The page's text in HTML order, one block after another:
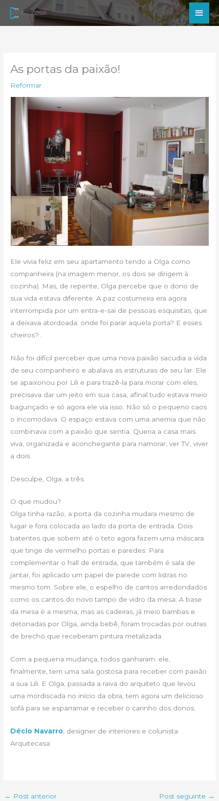
para
As portas da paixão!
Reformar
Ele vivia feliz em seu apartamento tendo a Olga como
companheira (na imagem menor, os dois se dirigem à
cozinha). Mas, de repente, Olga percebe que o dono de
sua vida estava diferente. A paz costumeira era agora
interrompida por um entra-e-sai de pessoas esquisitas, que
a deixava atordoada: onde foi parar aquela porta? E esses
cheiros?…
Não foi difícil perceber que uma nova paixão sacudia a vida
de seu companheiro e abalava as estruturas de seu lar. Ele
se apaixonou por Lili e para trazê-la para morar com eles,
precisava dar um jeito em sua casa, afinal tudo estava meio
bagunçado e só agora ele via isso. Não só o pequeno caos
o incomodava. O espaço estava com uma anemia que não
combinava com a paixão que sentia. Queria a casa mais
viva, organizada e aconchegante para namorar, ver TV, viver
a dois.
Desculpe, Olga, a três.
O que mudou?
Olga tinha razão, a porta da cozinha mudara mesmo de
lugar e fora colocada ao lado da porta de entrada. Dois
batentes que sobem até o teto agora fazem uma máscara
que tinge de vermelho portas e paredes. Para
complementar o hall de entrada, que também é sala de
jantar, foi aplicado um papel de parede com listras no
mesmo tom. Sobre ele, o espelho de cantos arredondados
como os cantos do novo tampo de vidro da mesa. A base
da mesa é a mesma, mas as cadeiras, já meio bambas e
detonadas por Olga, ainda bebê, foram trocadas por outras
de brechó que receberam pintura metalizada.
Com a pequena mudança, todos ganharam: ele,
finalmente, tem uma sala gostosa para receber com paixão
a sua Lili. E Olga, passada a raiva do arquiteto que levou
uma mordiscada no início da obra, tem agora um delicioso
sofá para se esparramar e receber o carinho dos donos.
Décio Navarro , designer de interiores e colunista
Arquitecasa
← Post anterior Post seguinte →